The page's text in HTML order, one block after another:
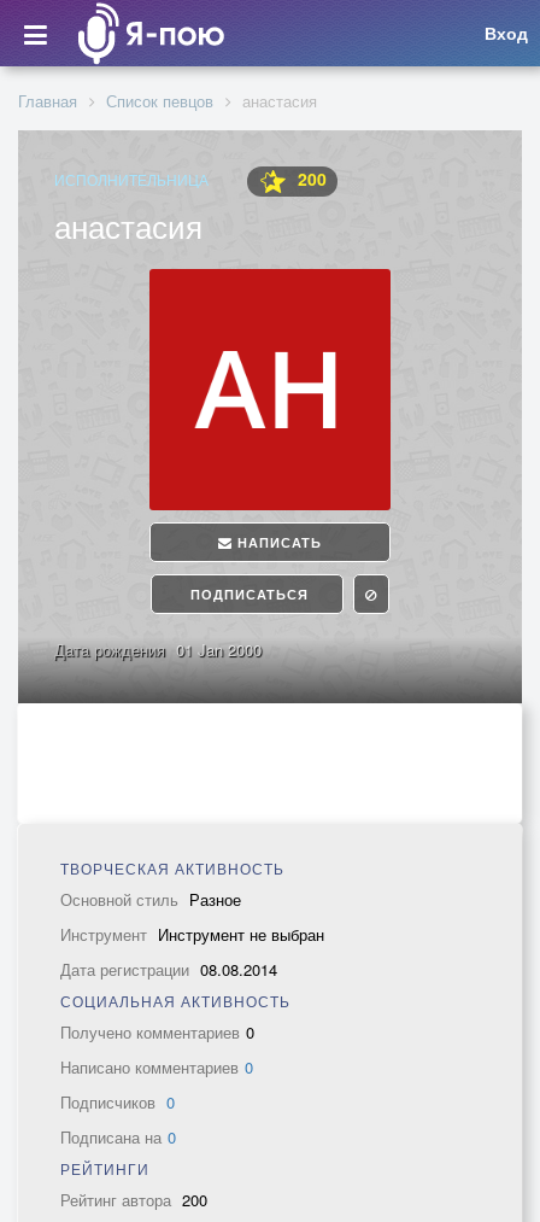
Вход
Главная Список певцов анастасия
ИСПОЛНИТЕЛЬНИЦА 200
анастасия
НАПИСАТЬ
ПОДПИСАТЬСЯ
Дата рождения 01 Jan 2000
ТВОРЧЕСКАЯ АКТИВНОСТЬ
Основной стиль Разное
Инструмент Инструмент не выбран
Дата регистрации 08.08.2014
СОЦИАЛЬНАЯ АКТИВНОСТЬ
Получено комментариев 0
Написано комментариев 0
Подписчиков 0
Подписана на 0
РЕЙТИНГИ
Рейтинг автора 200